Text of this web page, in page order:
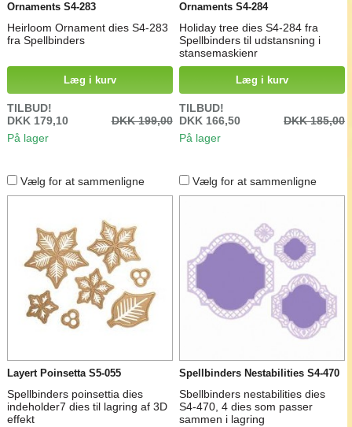
Ornaments S4-283
Heirloom Ornament dies S4-283
fra Spellbinders
Læg i kurv
TILBUD!
DKK 179,10
DKK 199,00
På lager
Ornaments S4-284
Holiday tree dies S4-284 fra
Spellbinders til udstansning i
stansemaskienr
Læg i kurv
TILBUD!
DKK 166,50
DKK 185,00
På lager
Vælg for at sammenligne
Layert Poinsetta S5-055
Spellbinders poinsettia dies
indeholder7 dies til lagring af 3D
effekt
Vælg for at sammenligne
Spellbinders Nestabilities S4-470
Sbellbinders nestabilities dies
S4-470, 4 dies som passer
sammen i lagring